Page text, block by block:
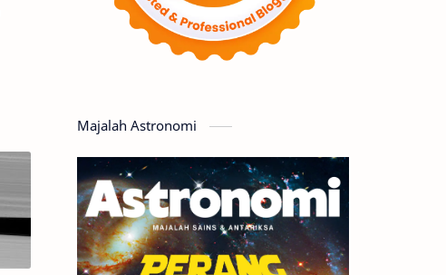
Penelitian
Satelit
Aurora Supernova
Nebula Sponsored
Matahari Featured
Majalah Astronomi